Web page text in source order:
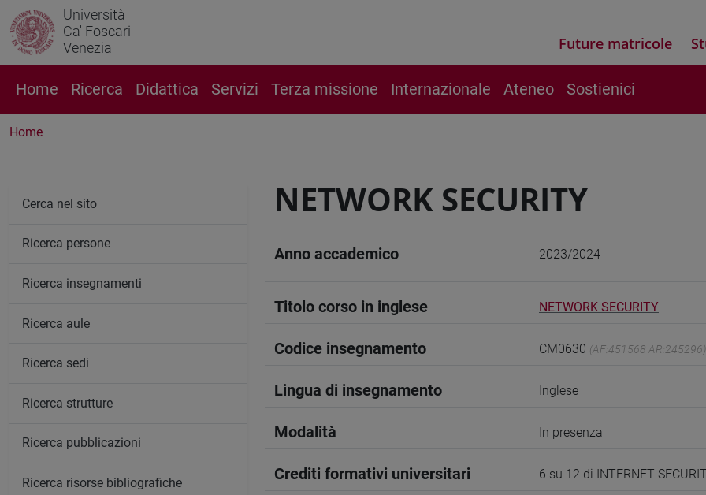
Università
Ca' Foscari
Venezia
Future matricole
Home Ricerca Didattica Servizi Terza missione Internazionale Ateneo Sostienici
Home
NETWORK SECURITY
Anno accademico 2023/2024
Titolo corso in inglese NETWORK SECURITY
Codice insegnamento CM0630 (AF:451568 AR:245296)
Lingua di insegnamento Inglese
Modalità In presenza
Crediti formativi universitari 6 su 12 di INTERNET
Cerca nel sito
Ricerca persone
Ricerca insegnamenti
Ricerca aule
Ricerca sedi
Ricerca strutture
Ricerca pubblicazioni
Ricerca risorse bibliografiche